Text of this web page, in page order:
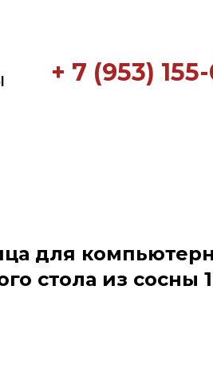
+ 7 (953)
для
стола из сосны